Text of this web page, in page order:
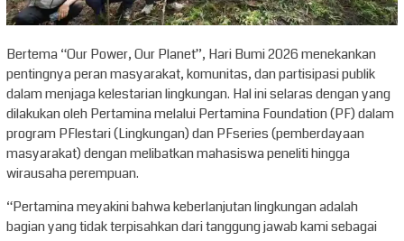
Bertema “Our Power, Our Planet”, Hari Bumi 2026 menekankan
pentingnya peran masyarakat, komunitas, dan partisipasi publik
dalam menjaga kelestarian lingkungan. Hal ini selaras dengan yang
dilakukan oleh Pertamina melalui Pertamina Foundation (PF) dalam
program PFlestari (Lingkungan) dan PFseries (pemberdayaan
masyarakat) dengan melibatkan mahasiswa peneliti hingga
wirausaha perempuan.
“Pertamina meyakini bahwa keberlanjutan lingkungan adalah
bagian yang tidak terpisahkan dari tanggung jawab kami sebagai